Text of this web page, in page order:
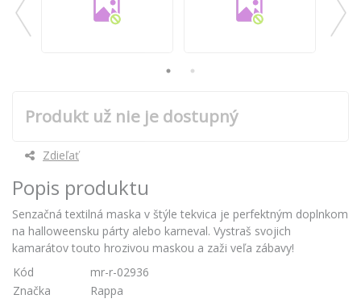
Produkt už nie je dostupný
Zdieľať
Popis produktu
Senzačná textilná maska v štýle tekvica je perfektným doplnkom
na halloweensku párty alebo karneval. Vystraš svojich
kamarátov touto hrozivou maskou a zaži veľa zábavy!
Kód
mr-r-02936
Značka
Rappa